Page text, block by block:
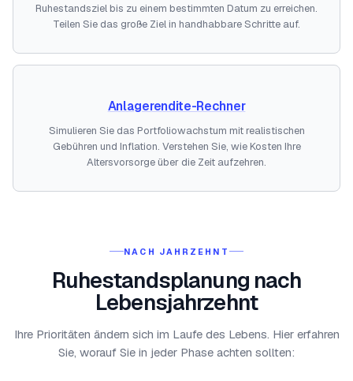
Ruhestandsziel bis zu einem bestimmten Datum zu erreichen.
Teilen Sie das große Ziel in handhabbare Schritte auf.
Anlagerendite-Rechner
Simulieren Sie das Portfoliowachstum mit realistischen
Gebühren und Inflation. Verstehen Sie, wie Kosten Ihre
Altersvorsorge über die Zeit aufzehren.
NACH JAHRZEHNT
Ruhestandsplanung nach
Lebensjahrzehnt
Ihre Prioritäten ändern sich im Laufe des Lebens. Hier erfahren
Sie, worauf Sie in jeder Phase achten sollten: